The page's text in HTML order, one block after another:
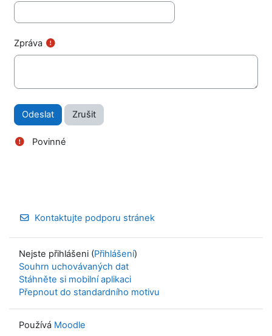
Zpráva
Povinné
Kontaktujte podporu stránek
Nejste přihlášeni (Přihlášení)
Souhrn uchovávaných dat
Stáhněte si mobilní aplikaci
Přepnout do standardního motivu
Používá Moodle